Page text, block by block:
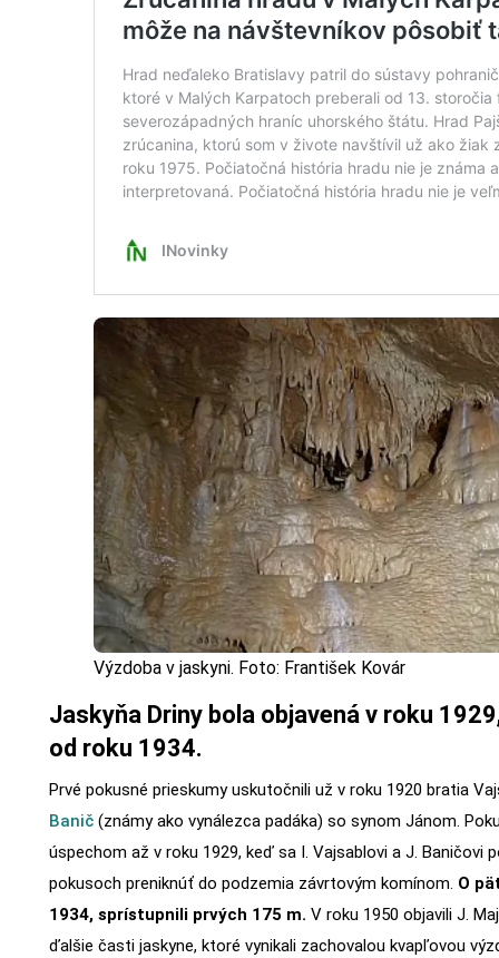
Výzdoba v jaskyni. Foto: František Kovár
Jaskyňa Driny bola objavená v roku
od roku 1934.
Prvé pokusné prieskumy uskutočnili už v roku 1920 bratia
Banič(známy ako vynálezca padáka) so synom Jánom.
úspechom až v roku 1929, keď sa I. Vajsablovi a J. Baničovi
pokusoch preniknúť do podzemia závrtovým komínom. O
1934, sprístupnili prvých 175 m. V roku 1950 objavili J.
ďalšie časti jaskyne, ktoré vynikali zachovalou kvapľovou